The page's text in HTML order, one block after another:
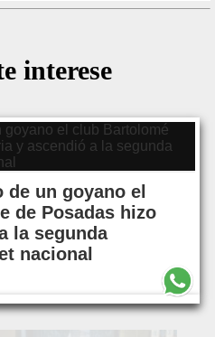
interese
un goyano el
de Posadas hizo
la segunda
nacional